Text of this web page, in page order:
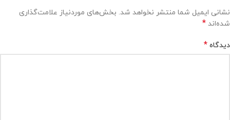
نشانی ایمیل شما منتشر نخواهد شد. بخش‌های موردنیاز علامت‌گذاری
شده‌اند *
دیدگاه *